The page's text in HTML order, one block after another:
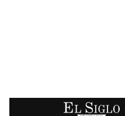
EL SIGLO